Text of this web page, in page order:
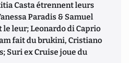
Casta étrennent leurs
Paradis & Samuel
leur; Leonardo di Caprio
fait du brukini, Cristiano
Suri ex Cruise joue du